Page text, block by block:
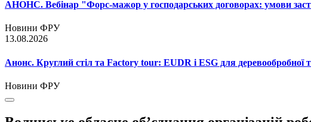
АНОНС. Вебінар "Форс-мажор у господарських договорах: умови
Новини ФРУ
13.08.2026
Анонс. Круглий стіл та Factory tour: EUDR і ESG для деревообробної
Новини ФРУ